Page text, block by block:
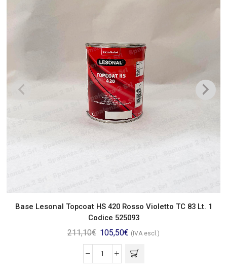
Base Lesonal Topcoat HS 420 Rosso Violetto TC 83 Lt. 1
Codice 525093
211,10€ 105,50€ (IVA escl.)